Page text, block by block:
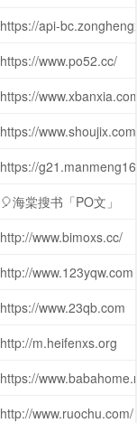
https://api-
https://www.po52.cc/
https://
https://www.shoujix.com
https://
🎈海棠搜书「PO文」
http://www.bimoxs.cc/
http://www.123yqw.com
https://www.23qb.com
http://m.heifenxs.org
https://
http://www.ruochu.com/